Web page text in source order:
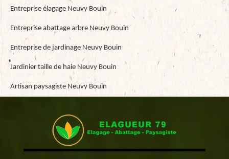
Entreprise élagage Neuvy Bouin
Entreprise abattage arbre Neuvy Bouin
Entreprise de jardinage Neuvy Bouin
Jardinier taille de haie Neuvy Bouin
Artisan paysagiste Neuvy Bouin